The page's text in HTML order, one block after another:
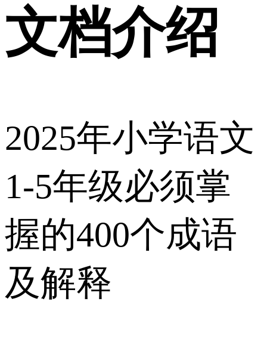
文档介绍
2025年小学语文
1-5年级必须掌
握的400个成语
及解释